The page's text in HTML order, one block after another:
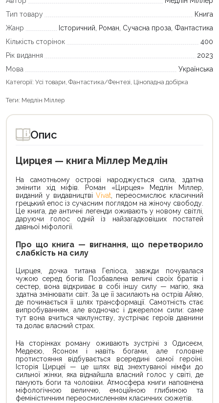
Тип товару
Книга
Жанр
Історичний, Роман, Сучасна проза, Фантастика
Кількість сторінок
400
Рік видання
2023
Мова
Українська
Категорії: Усі товари, Фантастика/Фентезі, Цінопадна добірка
Теги: Медлін Міллер
Опис
Цирцея — книга Міллер Медлін
На самотньому острові народжується сила, здатна
змінити хід міфів. Роман «Цирцея» Медлін Міллер,
виданий у видавництвіVivat , переосмислює класичний
грецький епос із сучасним поглядом на жіночу свободу.
Це книга, де античні легенди оживають у новому світлі,
даруючи голос одній із найзагадковіших постатей
давньої міфології.
Про що книга — вигнання, що перетворило
слабкість на силу
Цирцея, дочка титана Геліоса, завжди почувалася
чужою серед богів. Позбавлена величі своїх братів і
сестер, вона відкриває в собі іншу силу — магію, яка
здатна змінювати світ. За це її засилають на острів Айяю,
де починається її шлях трансформації. Самотність стає
випробуванням, але водночас і джерелом сили: саме
тут вона вчиться чаклунству, зустрічає героїв давнини
та долає власний страх.
На сторінках роману оживають зустрічі з Одисеєм,
Медеєю, Ясоном і навіть богами, але головне
протистояння відбувається всередині самої героїні.
Історія Цирцеї — це шлях від знехтуваної німфи до
сильної жінки, яка віднайшла власний голос у світі, де
панують боги та чоловіки. Атмосфера книги наповнена
міфологічною величчю, емоційною глибиною та
феміністичним переосмисленням класичних сюжетів.